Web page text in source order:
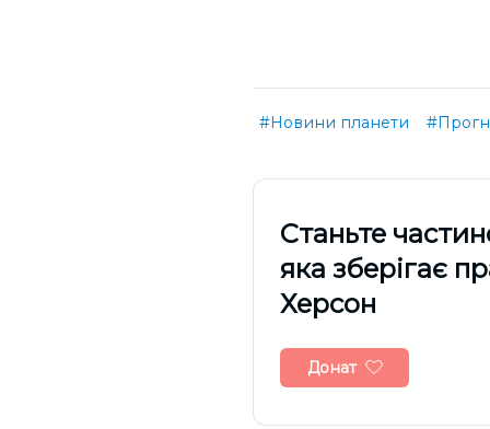
#Новини планети
Cтаньте
яка зберігає
Херсон
Донат